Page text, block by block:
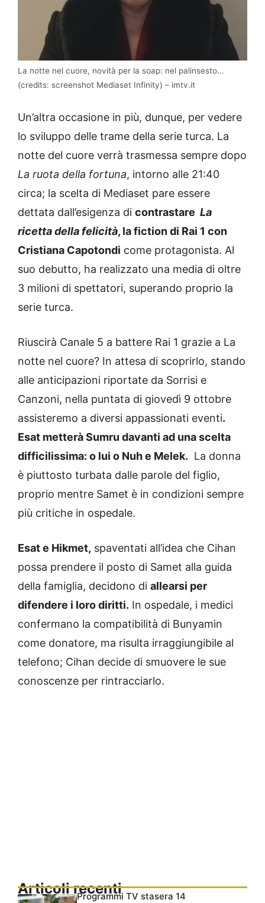
La notte nel cuore, novità per la soap: nel palinsesto…
(credits: screenshot Mediaset Infinity) – imtv.it
Un’altra occasione in più, dunque, per vedere
lo sviluppo delle trame della serie turca. La
notte del cuore verrà trasmessa sempre dopo
La ruota della fortuna, intorno alle 21:40
circa; la scelta di Mediaset pare essere
dettata dall’esigenza di contrastare La
ricetta della felicità, la fiction di Rai 1 con
Cristiana Capotondi come protagonista. Al
suo debutto, ha realizzato una media di oltre
3 milioni di spettatori, superando proprio la
serie turca.
Riuscirà Canale 5 a battere Rai 1 grazie a La
notte nel cuore? In attesa di scoprirlo, stando
alle anticipazioni riportate da Sorrisi e
Canzoni, nella puntata di giovedì 9 ottobre
assisteremo a diversi appassionati eventi.
Esat metterà Sumru davanti ad una scelta
difficilissima: o lui o Nuh e Melek. La donna
è piuttosto turbata dalle parole del figlio,
proprio mentre Samet è in condizioni sempre
più critiche in ospedale.
Esat e Hikmet, spaventati all’idea che Cihan
possa prendere il posto di Samet alla guida
della famiglia, decidono di allearsi per
difendere i loro diritti. In ospedale, i medici
confermano la compatibilità di Bunyamin
come donatore, ma risulta irraggiungibile al
telefono; Cihan decide di smuovere le sue
conoscenze per rintracciarlo.
Articoli recentiProgrammi TV stasera 14